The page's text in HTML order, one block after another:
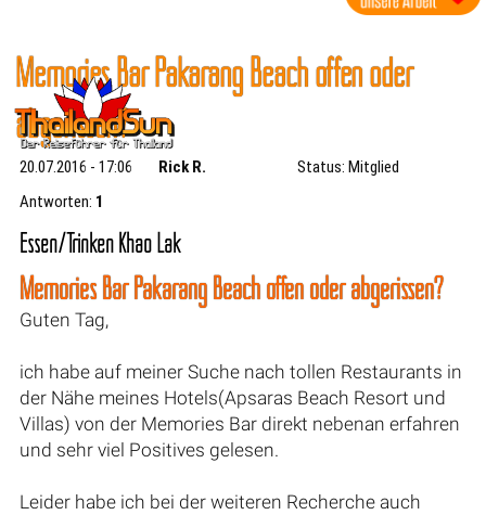
Memories Bar Pakarang Beach offen oder
abgerissen?
20.07.2016 - 17:06 Rick R.
Status: Mitglied
Antworten: 1
Essen/Trinken Khao Lak
Memories Bar Pakarang Beach offen oder abgerissen?
Guten Tag,
ich habe auf meiner Suche nach tollen Restaurants in
der Nähe meines Hotels(Apsaras Beach Resort und
Villas) von der Memories Bar direkt nebenan erfahren
und sehr viel Positives gelesen.
Leider habe ich bei der weiteren Recherche auch